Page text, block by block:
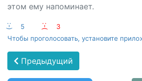
этом ему напоминает.
:-) 5 :-(
3
Чтобы проголосовать, установите
Предыдущий